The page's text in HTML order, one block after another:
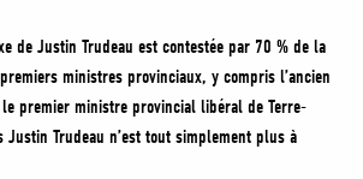
de Justin Trudeau est contestée par 70 % de la
ministres provinciaux, y compris l’ancien
premier ministre provincial libéral de Terre-
Justin Trudeau n’est tout simplement plus à